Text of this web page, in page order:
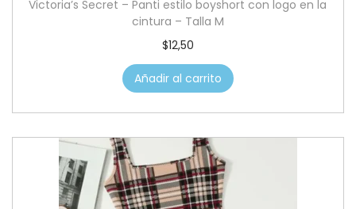
Victoria’s Secret – Panti estilo boyshort con logo en la
cintura – Talla M
$12,50
Añadir al carrito